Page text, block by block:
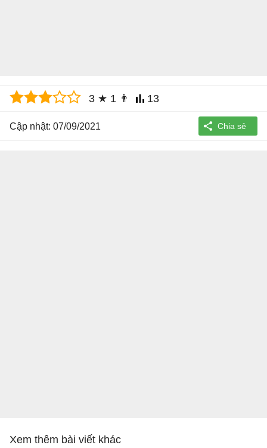
3 ★ 1 👨 13
Cập nhật: 07/09/2021
Xem thêm bài viết khác